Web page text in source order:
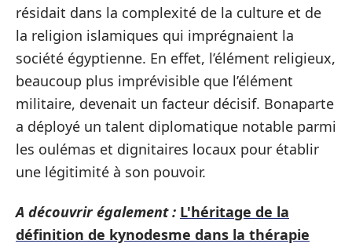
résidait dans la complexité de la culture et de
la religion islamiques qui imprégnaient la
société égyptienne. En effet, l’élément religieux,
beaucoup plus imprévisible que l’élément
militaire, devenait un facteur décisif. Bonaparte
a déployé un talent diplomatique notable parmi
les oulémas et dignitaires locaux pour établir
une légitimité à son pouvoir.
A découvrir également : L'héritage de la
définition de kynodesme dans la thérapie